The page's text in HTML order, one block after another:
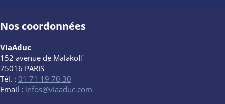
Nos coordonnées
ViaAduc
152 avenue de Malakoff
75016 PARIS
Tél. : 01 71 19 70 30
Email : infos@viaaduc.com